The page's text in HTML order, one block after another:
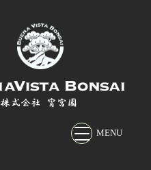
株式会社 宵宮園
MENU